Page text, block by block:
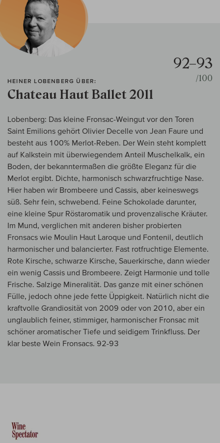
HEINER LOBENBERG ÜBER:
Chateau Haut Ballet 2011
92–93
/100
Lobenberg: Das kleine Fronsac-Weingut vor den Toren
Saint Emilions gehört Olivier Decelle von Jean Faure und
besteht aus 100% Merlot-Reben. Der Wein steht komplett
auf Kalkstein mit überwiegendem Anteil Muschelkalk, ein
Boden, der bekanntermaßen die größte Eleganz für die
Merlot ergibt. Dichte, harmonisch schwarzfruchtige Nase.
Hier haben wir Brombeere und Cassis, aber keineswegs
süß. Sehr fein, schwebend. Feine Schokolade darunter,
eine kleine Spur Röstaromatik und provenzalische Kräuter.
Im Mund, verglichen mit anderen bisher probierten
Fronsacs wie Moulin Haut Laroque und Fontenil, deutlich
harmonischer und balancierter. Fast rotfruchtige Elemente.
Rote Kirsche, schwarze Kirsche, Sauerkirsche, dann wieder
ein wenig Cassis und Brombeere. Zeigt Harmonie und tolle
Frische. Salzige Mineralität. Das ganze mit einer schönen
Fülle, jedoch ohne jede fette Üppigkeit. Natürlich nicht die
kraftvolle Grandiosität von 2009 oder von 2010, aber ein
unglaublich feiner, stimmiger, harmonischer Fronsac mit
schöner aromatischer Tiefe und seidigem Trinkfluss. Der
klar beste Wein Fronsacs. 92-93